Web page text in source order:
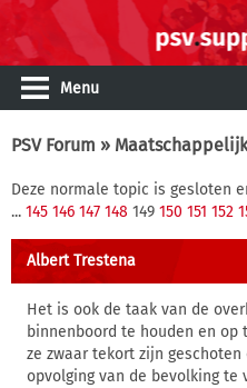
Menu
PSV Forum »
Deze normale topic is gesloten
... 145 146 147 148 149 150 151 152
Albert Trestena
Het is ook de taak van de
binnenboord te houden en op
ze zwaar tekort zijn
opvolging van de bevolking te